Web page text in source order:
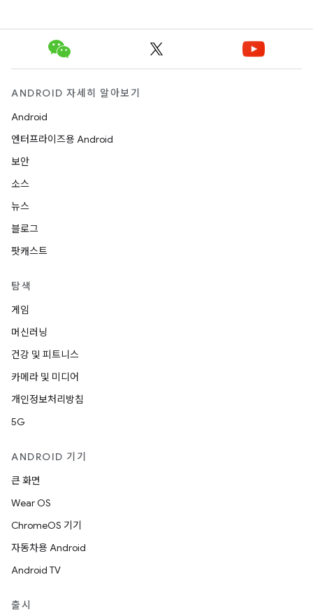
ANDROID 자세히 알아보기
Android
엔터프라이즈용 Android
보안
소스
뉴스
블로그
팟캐스트
탐색
게임
머신러닝
건강 및 피트니스
카메라 및 미디어
개인정보처리방침
5G
ANDROID 기기
큰 화면
Wear OS
ChromeOS 기기
자동차용 Android
Android TV
출시